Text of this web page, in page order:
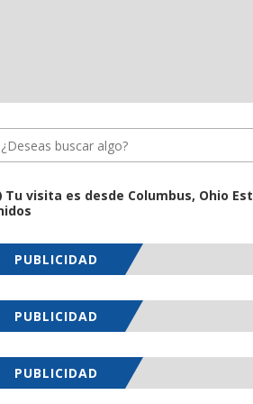
Tu visita es desde Columbus, Ohio
PUBLICIDAD
PUBLICIDAD
PUBLICIDAD